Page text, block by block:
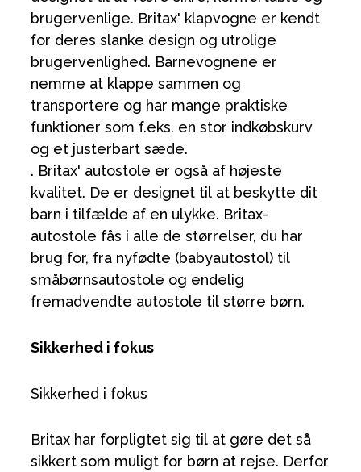
brugervenlige. Britax' klapvogne er kendt
for deres slanke design og utrolige
brugervenlighed. Barnevognene er
nemme at klappe sammen og
transportere og har mange praktiske
funktioner som f.eks. en stor indkøbskurv
og et justerbart sæde.
. Britax' autostole er også af højeste
kvalitet. De er designet til at beskytte dit
barn i tilfælde af en ulykke. Britax-
autostole fås i alle de størrelser, du har
brug for, fra nyfødte (babyautostol) til
småbørnsautostole og endelig
fremadvendte autostole til større børn.
Sikkerhed i fokus
Sikkerhed i fokus
Britax har forpligtet sig til at gøre det så
sikkert som muligt for børn at rejse. Derfor